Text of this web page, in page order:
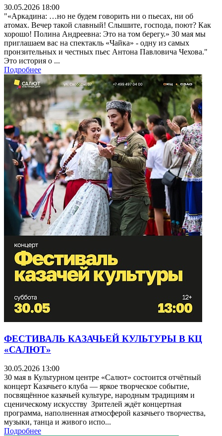
30.05.2026 18:00
"«Аркадина: …но не будем говорить ни о пьесах, ни об
атомах. Вечер такой славный! Слышите, господа, поют? Как
хорошо! Полина Андреевна: Это на том берегу.» 30 мая мы
приглашаем вас на спектакль «Чайка» - одну из самых
пронзительных и честных пьес Антона Павловича Чехова."
Это история о ...
Подробнее
ФЕСТИВАЛЬ КАЗАЧЬЕЙ КУЛЬТУРЫ В КЦ
«САЛЮТ»
30.05.2026 13:00
30 мая в Культурном центре «Салют» состоится отчётный
концерт Казачьего клуба — яркое творческое событие,
посвящённое казачьей культуре, народным традициям и
сценическому искусству Зрителей ждёт концертная
программа, наполненная атмосферой казачьего творчества,
музыки, танца и живого испо...
Подробнее